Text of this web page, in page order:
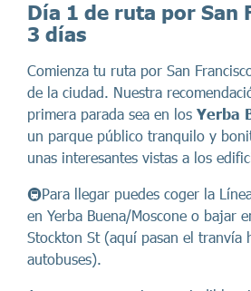
Día 1 de ruta por San
3 días
Comienza tu ruta por San
de la ciudad. Nuestra
primera parada sea en los Yerba
un parque público tranquilo y
unas interesantes vistas a los
🚇Para llegar puedes coger la
en Yerba Buena/Moscone o bajar
Stockton St (aquí pasan el tranvía
autobuses).